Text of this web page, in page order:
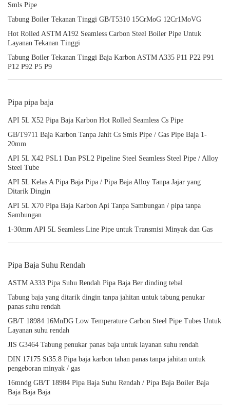
Smls Pipe
Tabung Boiler Tekanan Tinggi GB/T5310 15CrMoG 12Cr1MoVG
Hot Rolled ASTM A192 Seamless Carbon Steel Boiler Pipe Untuk
Layanan Tekanan Tinggi
Tabung Boiler Tekanan Tinggi Baja Karbon ASTM A335 P11 P22 P91
P12 P92 P5 P9
Pipa pipa baja
API 5L X52 Pipa Baja Karbon Hot Rolled Seamless Cs Pipe
GB/T9711 Baja Karbon Tanpa Jahit Cs Smls Pipe / Gas Pipe Baja 1-
20mm
API 5L X42 PSL1 Dan PSL2 Pipeline Steel Seamless Steel Pipe / Alloy
Steel Tube
API 5L Kelas A Pipa Baja Pipa / Pipa Baja Alloy Tanpa Jajar yang
Ditarik Dingin
API 5L X70 Pipa Baja Karbon Api Tanpa Sambungan / pipa tanpa
Sambungan
1-30mm API 5L Seamless Line Pipe untuk Transmisi Minyak dan Gas
Pipa Baja Suhu Rendah
ASTM A333 Pipa Suhu Rendah Pipa Baja Ber dinding tebal
Tabung baja yang ditarik dingin tanpa jahitan untuk tabung penukar
panas suhu rendah
GB/T 18984 16MnDG Low Temperature Carbon Steel Pipe Tubes Untuk
Layanan suhu rendah
JIS G3464 Tabung penukar panas baja untuk layanan suhu rendah
DIN 17175 St35.8 Pipa baja karbon tahan panas tanpa jahitan untuk
pengeboran minyak / gas
16mndg GB/T 18984 Pipa Baja Suhu Rendah / Pipa Baja Boiler Baja
Baja Baja Baja